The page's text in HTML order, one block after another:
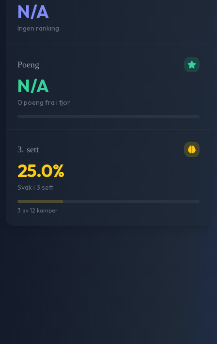
N/A
Ingen ranking
Poeng
N/A
0 poeng fra i fjor
3. sett
25.0%
Svak i 3.sett
3 av 12 kamper